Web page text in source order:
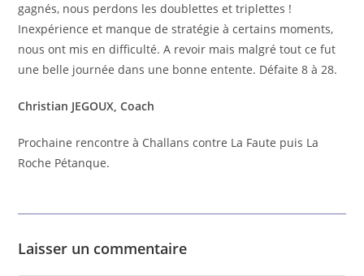
gagnés, nous perdons les doublettes et triplettes !
Inexpérience et manque de stratégie à certains moments,
nous ont mis en difficulté. A revoir mais malgré tout ce fut
une belle journée dans une bonne entente. Défaite 8 à 28.
Christian JEGOUX, Coach
Prochaine rencontre à Challans contre La Faute puis La
Roche Pétanque.
Laisser un commentaire